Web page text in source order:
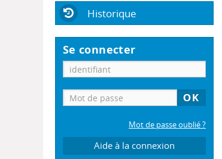
Historique
Se connecter
Mot de passe oublié ?
Aide à la connexion